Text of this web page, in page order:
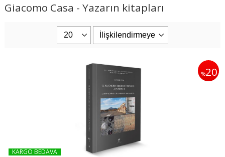
Giacomo Casa - Yazarın kitapları
%20
KARGO BEDAVA